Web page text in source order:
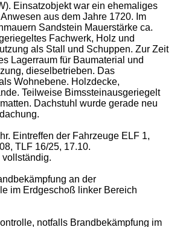
Einsatzobjekt war ein ehemaliges
aus dem Jahre 1720. Im
Sandstein Mauerstärke ca.
Fachwerk, Holz und
als Stall und Schuppen. Zur Zeit
Lagerraum für Baumaterial und
dieselbetrieben. Das
Wohnebene. Holzdecke,
Teilweise Bimssteinausgeriegelt
Dachstuhl wurde gerade neu
Eintreffen der Fahrzeuge ELF 1,
TLF 16/25, 17.10.
vollständig.
an der
im Erdgeschoß linker Bereich
notfalls Brandbekämpfung im